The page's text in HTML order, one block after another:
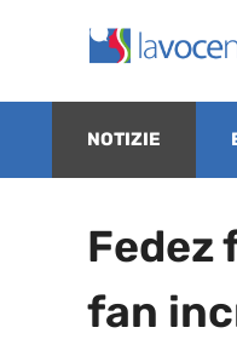
contenuto
NOTIZIE
Fedez
fan